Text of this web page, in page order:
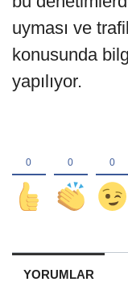
uyması ve
konusunda
yapılıyor.
YORUMLAR